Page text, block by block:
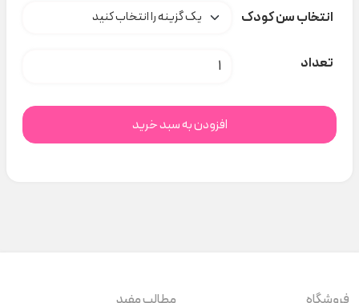
انتخاب سن کودک
تعداد رامپر دخترانه کرم حیوانات 2151 Bee کد H000131 عدد
افزودن به سبد خرید